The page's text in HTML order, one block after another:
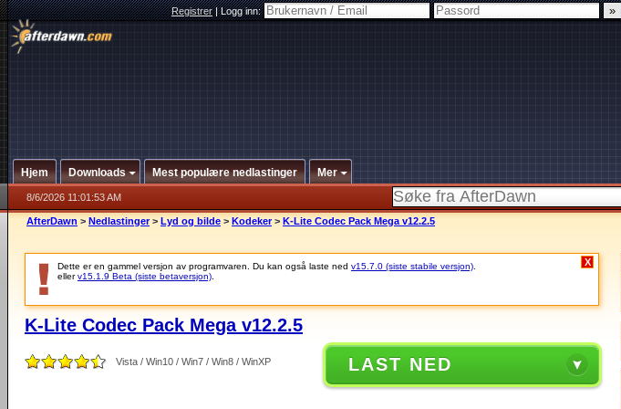
Registrer|Logg inn:
Hjem Downloads Mest populære nedlastinger Mer
8/6/2026 11:01:53 AM
AfterDawn > Nedlastinger > Lyd og bilde > Kodeker > K-Lite Codec Pack Mega v12.2.5
Dette er en gammel versjon av programvaren. Du kan også laste ned v15.7.0 (siste stabile versjon)
ellerv15.1.9 Beta (siste betaversjon)
X
K-Lite Codec Pack Mega v12.2.5
Vista / Win10 / Win7 / Win8 / WinXP LAST NED